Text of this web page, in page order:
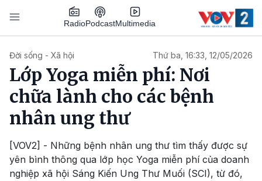
Nhảy đến nội dung
RadioPodcastMultimedia
Đời sống - Xã hội Thứ ba, 16:33, 12/05/2026
Lớp Yoga miễn phí: Nơi
chữa lành cho các bệnh
nhân ung thư
[VOV2] - Những bệnh nhân ung thư tìm thấy được sự
yên bình thông qua lớp học Yoga miễn phí của doanh
nghiệp xã hội Sáng Kiến Ung Thư Muối (SCI), từ đó,